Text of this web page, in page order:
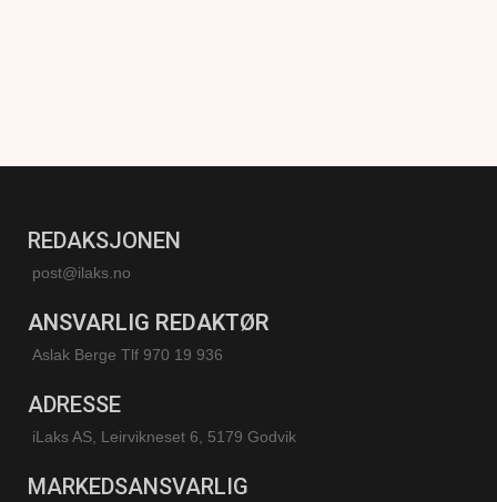
REDAKSJONEN
post@ilaks.no
ANSVARLIG REDAKTØR
Aslak Berge Tlf 970 19 936
ADRESSE
iLaks AS, Leirvikneset 6, 5179 Godvik
MARKEDSANSVARLIG